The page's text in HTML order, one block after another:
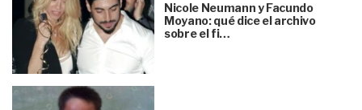
Nicole Neumann y Facundo
Moyano: qué dice el archivo
sobre el fi…